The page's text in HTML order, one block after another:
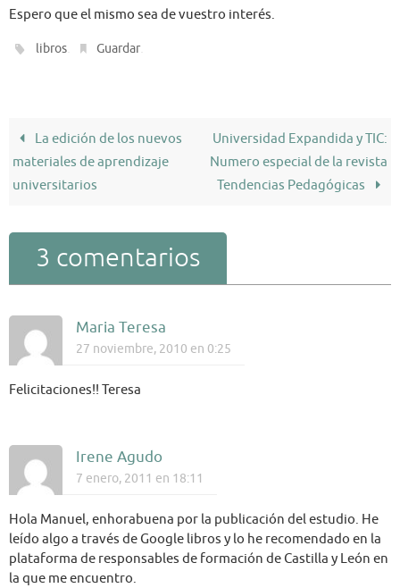
Espero que el mismo sea de vuestro interés.
libros Guardar
La edición de los nuevos
materiales de aprendizaje
universitarios
Universidad Expandida y TIC:
Numero especial de la revista
Tendencias Pedagógicas
3 comentarios
Maria Teresa
27 noviembre, 2010 en 0:25
Felicitaciones!! Teresa
Irene Agudo
7 enero, 2011 en 18:11
Hola Manuel, enhorabuena por la publicación del estudio. He
leído algo a través de Google libros y lo he recomendado en la
plataforma de responsables de formación de Castilla y León en
la que me encuentro.